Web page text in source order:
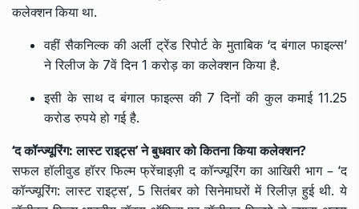
कलेक्शन किया था.
वहीं सैकनिल्क की अर्ली ट्रेंड रिपोर्ट के मुताबिक ‘द बंगाल फाइल्स’
ने रिलीज के 7वें दिन 1 करोड़ का कलेक्शन किया है.
इसी के साथ द बंगाल फाइल्स की 7 दिनों की कुल कमाई 11.25
करोड रुपये हो गई है.
‘द कॉन्ज्यूरिंग: लास्ट राइट्स’ने बुधवार को कितना किया कलेक्शन?
सफल हॉलीवुड हॉरर फिल्म फ्रेंचाइज़ी द कॉन्ज्यूरिंग का आखिरी भाग – ‘द
कॉन्ज्यूरिंग: लास्ट राइट्स’, 5 सितंबर को सिनेमाघरों में रिलीज़ हुई थी. ये